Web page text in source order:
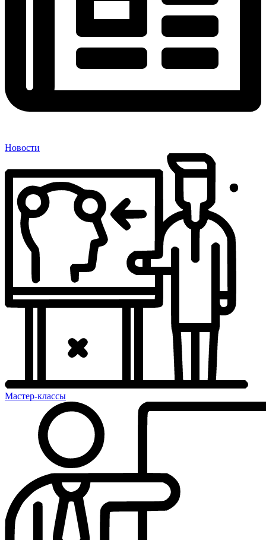
Новости
Мастер-классы